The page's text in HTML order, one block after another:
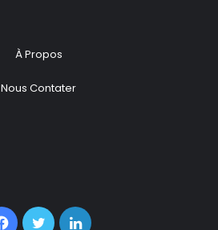
À Propos
Nous Contater
Facebook
TwitterLinkedin